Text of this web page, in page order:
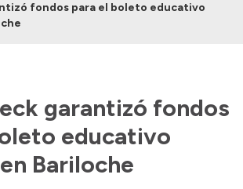
fondos para el boleto educativo
garantizó fondos
educativo
Bariloche